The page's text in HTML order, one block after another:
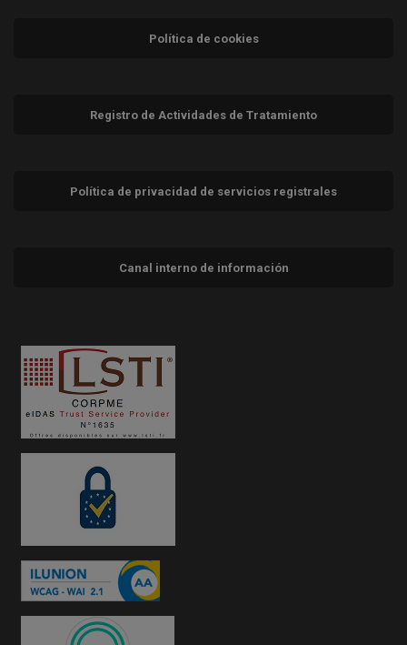
Política de cookies
Registro de Actividades de Tratamiento
Política de privacidad de servicios registrales
Canal interno de información